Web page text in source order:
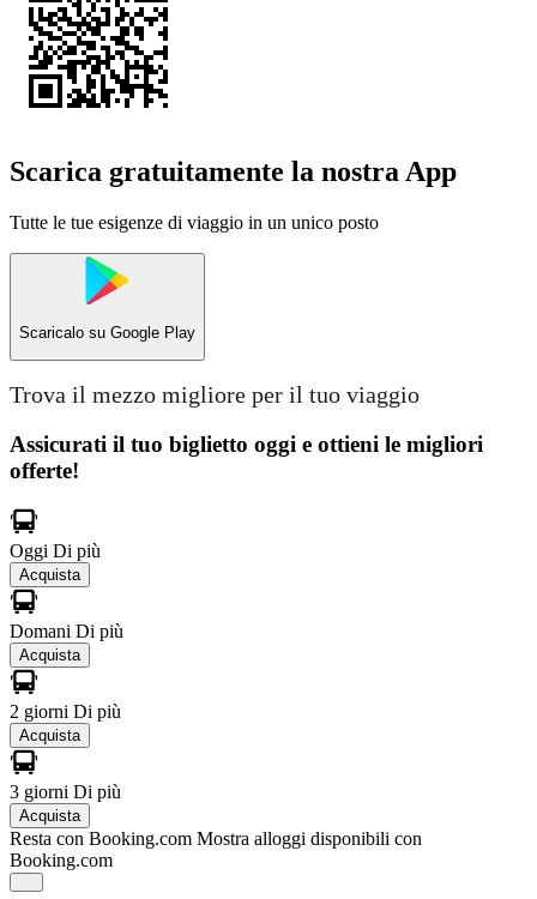
Scarica gratuitamente la nostra App
Tutte le tue esigenze di viaggio in un unico posto
Scaricalo su Google Play
Trova il mezzo migliore per il tuo viaggio
Assicurati il ​​tuo biglietto oggi e ottieni le migliori
offerte!
Oggi Di più
Acquista
Domani Di più
Acquista
2 giorni Di più
Acquista
3 giorni Di più
Acquista
Resta con Booking.com Mostra alloggi disponibili con
Booking.com